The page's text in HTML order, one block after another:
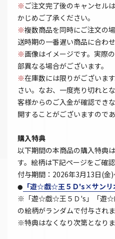
※ ご注文完了後のキャンセル
かじめご了承ください。
※複数商品を同時にご注文の
送時期の一番遅い商品に合わ
※画像はイメージです。実際
部異なる場合がございます。
※在庫数には限りがございま
さい。なお、一度売り切れと
客様からのご入金が確認でき
開することがございますので
購入特典
以下期間の本商品の購入特典
す。絵柄は下記ページをご確認
付与期間：2026年3月13日(金
●
「遊☆戯☆王５Ｄ's×サンリ
※「遊☆戯☆王５Ｄ's」「遊☆
の絵柄がランダムで付与されま
※特典はなくなり次第となりま